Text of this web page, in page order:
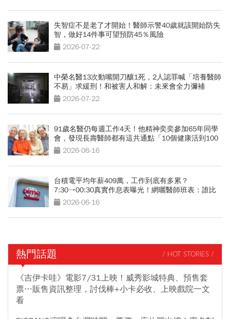
失智症不是老了才開始！醫師示警40歲就該開始防失
智，做好14件事可望預防45％風險
2026-07-22
中榮名醫13次動嘴開刀釀1死，2人認罪喊「培養醫師
不易」求緩刑！和被害人和解：未來會全力彌補
2026-07-22
91歲名醫仍每週工作4天！他精神奕奕參加65年同學
會，發現長壽醫師都有這共通點「10個健康活到100
歲秘訣」
2026-06-16
台積電平均年薪409萬，工作到底有多累？
7:30→00:30真實作息表曝光！網曬醫師班表：誰比
較操？
2026-06-16
熱門話題 / HOT STORIES /
《吉伊卡哇》電影7/31上映！威秀影城特典、預售套
票…販售資訊整理，討伐棒+小卡必收、上映戲院一文
看